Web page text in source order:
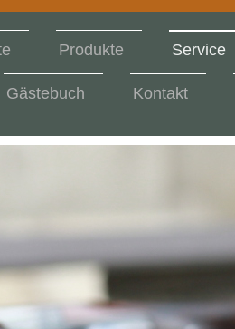
Produkte Service
Gästebuch Kontakt